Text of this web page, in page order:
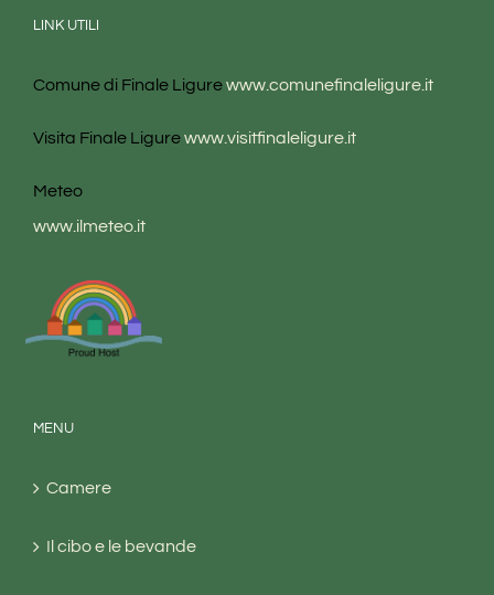
LINK UTILI
Comune di Finale Ligurewww.comunefinaleligure.it
Visita Finale Ligurewww.visitfinaleligure.it
Meteo
www.ilmeteo.it
MENU
Camere
Il cibo e le bevande